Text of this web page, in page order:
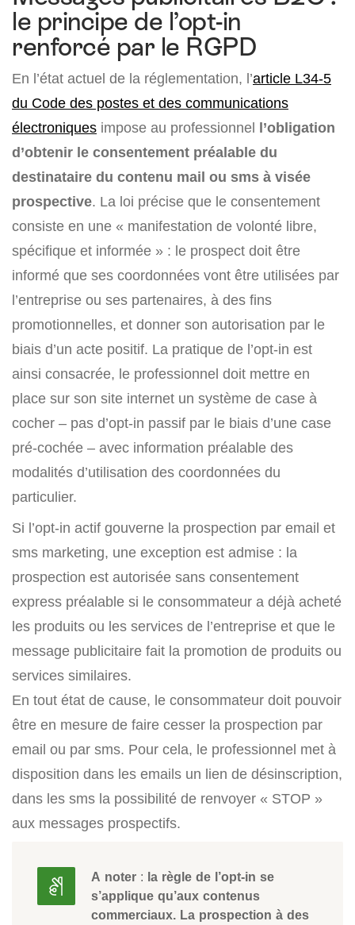
le principe de l’opt-in
renforcé par le RGPD
En l’état actuel de la réglementation, l’article L34-5
du Code des postes et des communications
électroniques impose au professionnel l’obligation
d’obtenir le consentement préalable du
destinataire du contenu mail ou sms à visée
prospective. La loi précise que le consentement
consiste en une « manifestation de volonté libre,
spécifique et informée » : le prospect doit être
informé que ses coordonnées vont être utilisées par
l’entreprise ou ses partenaires, à des fins
promotionnelles, et donner son autorisation par le
biais d’un acte positif. La pratique de l’opt-in est
ainsi consacrée, le professionnel doit mettre en
place sur son site internet un système de case à
cocher – pas d’opt-in passif par le biais d’une case
pré-cochée – avec information préalable des
modalités d’utilisation des coordonnées du
particulier.
Si l’opt-in actif gouverne la prospection par email et
sms marketing, une exception est admise : la
prospection est autorisée sans consentement
express préalable si le consommateur a déjà acheté
les produits ou les services de l’entreprise et que le
message publicitaire fait la promotion de produits ou
services similaires.
En tout état de cause, le consommateur doit pouvoir
être en mesure de faire cesser la prospection par
email ou par sms. Pour cela, le professionnel met à
disposition dans les emails un lien de désinscription,
dans les sms la possibilité de renvoyer « STOP »
aux messages prospectifs.
A noter : la règle de l’opt-in se
s’applique qu’aux contenus
commerciaux. La prospection à des